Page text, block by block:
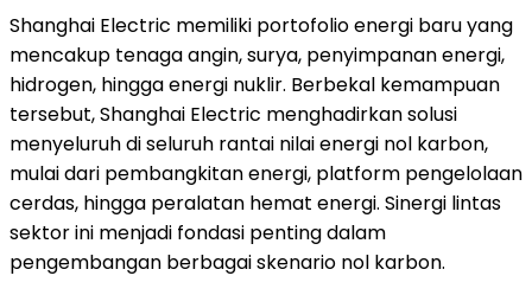
Shanghai Electric memiliki portofolio energi baru yang
mencakup tenaga angin, surya, penyimpanan energi,
hidrogen, hingga energi nuklir. Berbekal kemampuan
tersebut, Shanghai Electric menghadirkan solusi
menyeluruh di seluruh rantai nilai energi nol karbon,
mulai dari pembangkitan energi, platform pengelolaan
cerdas, hingga peralatan hemat energi. Sinergi lintas
sektor ini menjadi fondasi penting dalam
pengembangan berbagai skenario nol karbon.